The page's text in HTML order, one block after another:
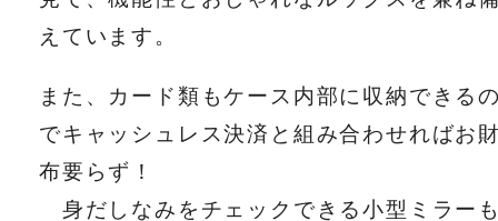
えています。
また、カード類もケース内部に収納できる
でキャッシュレス決済と組み合わせればお
布要らず！
身だしなみをチェックできる小型ミラー